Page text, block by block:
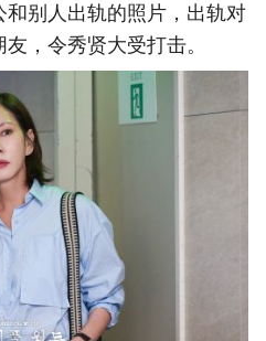
别人出轨的照片，出轨对
，令秀贤大受打击。